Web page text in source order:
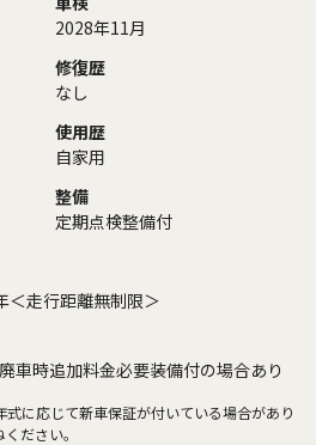
2028年11月
修復歴
なし
使用歴
自家用
整備
定期点検整備付
＜走行距離無制限＞
車時追加料金必要装備付の場合あり
に応じて新車保証が付いている場合があり
ださい。